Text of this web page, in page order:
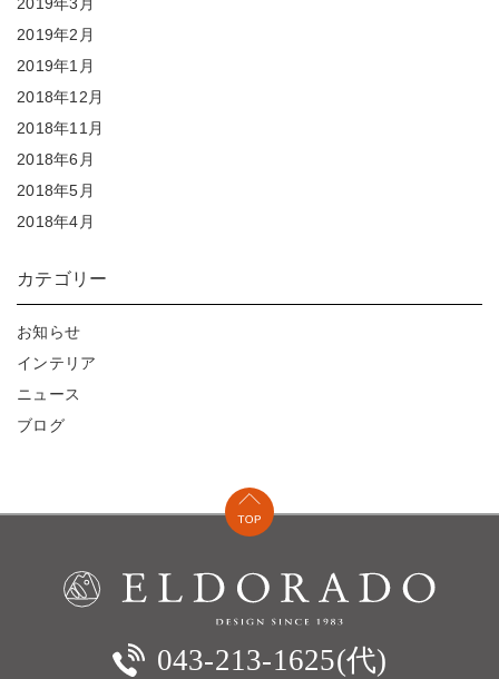
2019年2月
2019年1月
2018年12月
2018年11月
2018年6月
2018年5月
2018年4月
カテゴリー
お知らせ
インテリア
ニュース
ブログ
043-213-1625(代)